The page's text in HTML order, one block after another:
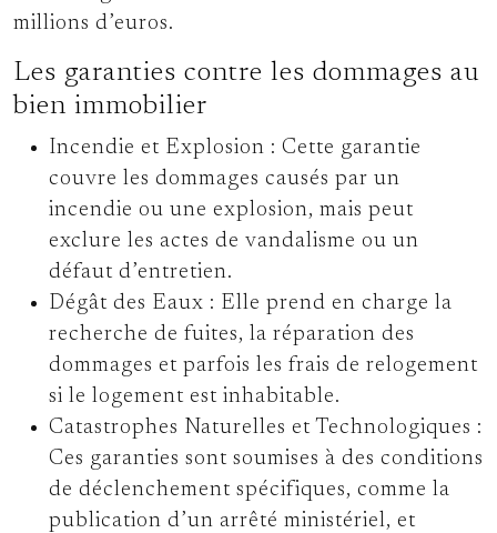
millions d’euros.
Les garanties contre les dommages au
bien immobilier
Incendie et Explosion : Cette garantie
couvre les dommages causés par un
incendie ou une explosion, mais peut
exclure les actes de vandalisme ou un
défaut d’entretien.
Dégât des Eaux : Elle prend en charge la
recherche de fuites, la réparation des
dommages et parfois les frais de relogement
si le logement est inhabitable.
Catastrophes Naturelles et Technologiques :
Ces garanties sont soumises à des conditions
de déclenchement spécifiques, comme la
publication d’un arrêté ministériel, et